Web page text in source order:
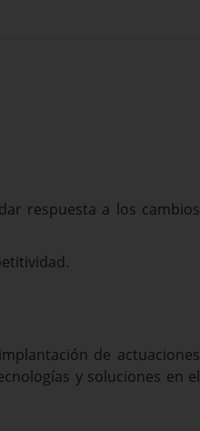
respuesta a los cambios
de actuaciones
y soluciones en el